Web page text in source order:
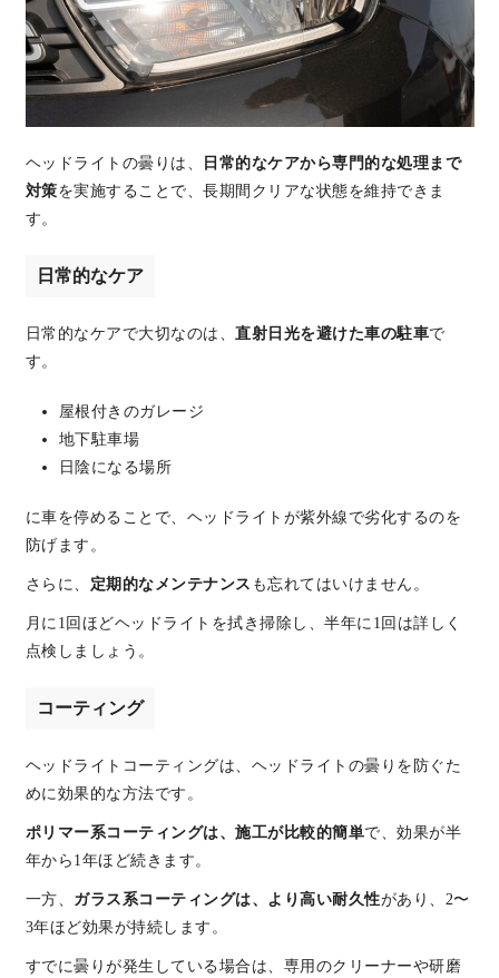
ヘッドライトの曇りは、
日常的なケアから専門的な処理まで
対策を実施することで、長期間クリアな状態を維持できま
す。
日常的なケア
日常的なケアで大切なのは、 直射日光を避けた車の駐車で
す。
屋根付きのガレージ
地下駐車場
日陰になる場所
に車を停めることで、ヘッドライトが紫外線で劣化するのを
防げます。
さらに、 定期的なメンテナンス も忘れてはいけません。
月に1回ほどヘッドライトを拭き掃除し、半年に1回は詳しく
点検しましょう。
コーティング
ヘッドライトコーティングは、ヘッドライトの曇りを防ぐた
めに効果的な方法です。
ポリマー系コーティングは、施工が比較的簡単で、効果が半
年から1年ほど続きます。
一方、 ガラス系コーティングは、より高い耐久性があり、2〜
3年ほど効果が持続します。
すでに曇りが発生している場合は、専用のクリーナーや研磨